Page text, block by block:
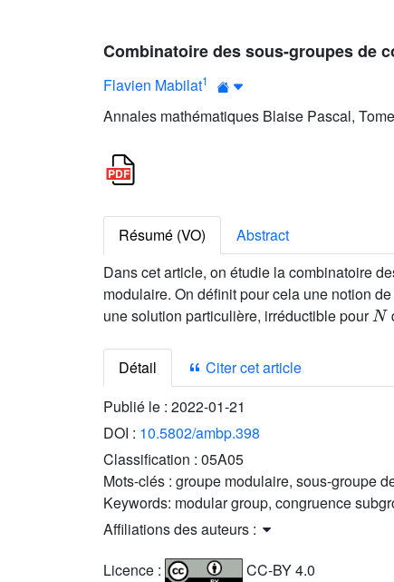
Combinatoire des sous-groupes de
Flavien Mabilat1
Annales mathématiques Blaise Pascal,
Résumé (VO)
Abstract
Dans cet article, on étudie la combinatoire
modulaire. On définit pour cela une notion
une solution particulière, irréductible pour
N
Détail
Citer cet article
Publié le : 2022-01-21
DOI : 10.5802/ambp.398
Classification : 05A05
Mots-clés : groupe modulaire, sous-groupe
Keywords: modular group, congruence
Affiliations des auteurs :
Licence :
CC-BY 4.0